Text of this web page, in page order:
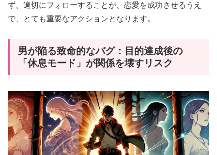
ず、適切にフォローすることが、恋愛を成功させるうえ
で、とても重要なアクションとなります。
男が陥る致命的なバグ：目的達成後の
「休息モード」が関係を壊すリスク